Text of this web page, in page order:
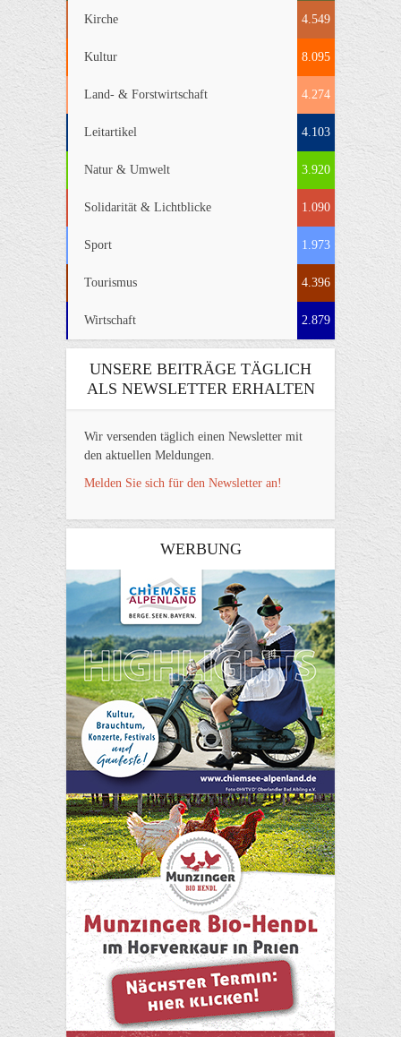
Kirche 4.549
Kultur 8.095
Land- & Forstwirtschaft 4.274
Leitartikel 4.103
Natur & Umwelt 3.920
Solidarität & Lichtblicke 1.090
Sport 1.973
Tourismus 4.396
Wirtschaft 2.879
UNSERE BEITRÄGE TÄGLICH
ALS NEWSLETTER ERHALTEN
Wir versenden täglich einen Newsletter mit
den aktuellen Meldungen.
Melden Sie sich für den Newsletter an!
WERBUNG